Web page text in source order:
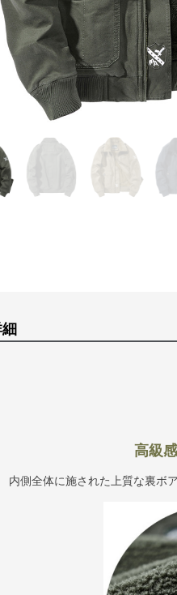
slide
高級
内側全体に施された上質な裏ボ